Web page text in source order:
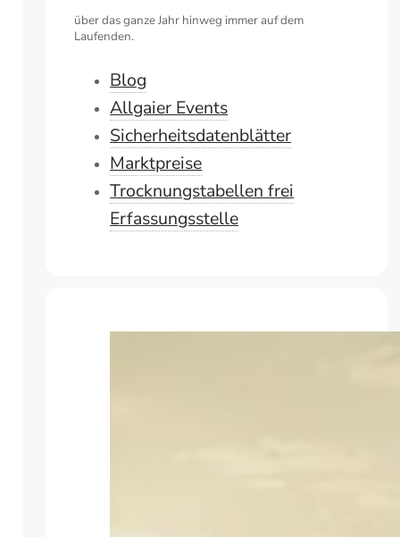
über das ganze Jahr hinweg immer auf dem
Laufenden.
Blog
Allgaier Events
Sicherheitsdatenblätter
Marktpreise
Trocknungstabellen frei
Erfassungsstelle